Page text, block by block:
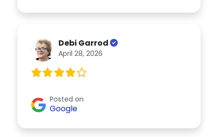
Debi Garrod
April 28, 2026
Posted on
Google